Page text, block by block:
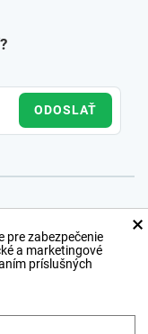
ODOSLAŤ
×
pre zabezpečenie
a marketingové
príslušných